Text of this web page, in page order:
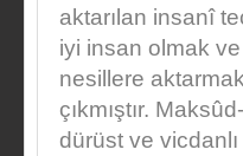
aktarılan insanî
iyi insan olmak
nesillere
çıkmıştır.
dürüst ve